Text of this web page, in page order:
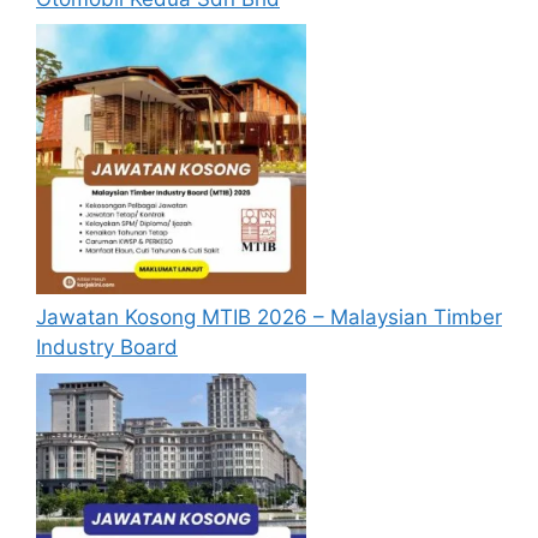
a KP5
9. Penolong
Pegawai
Tadbir Gred
N5
Tetap
10. Penolong
Pegawai
Penyelidik
Gred Q5
Kontrak
DIPLOMA
11. Pembantu
Khidmat Am
(Pembantu
Awam) Gred
H11
Tetap
Jawatan Kosong MTIB 2026 – Malaysian Timber
Industry Board